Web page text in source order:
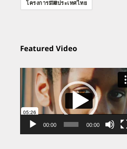
โครงการSTARประเทศไทย
Featured Video
วิดีโอ
00:00 00:00